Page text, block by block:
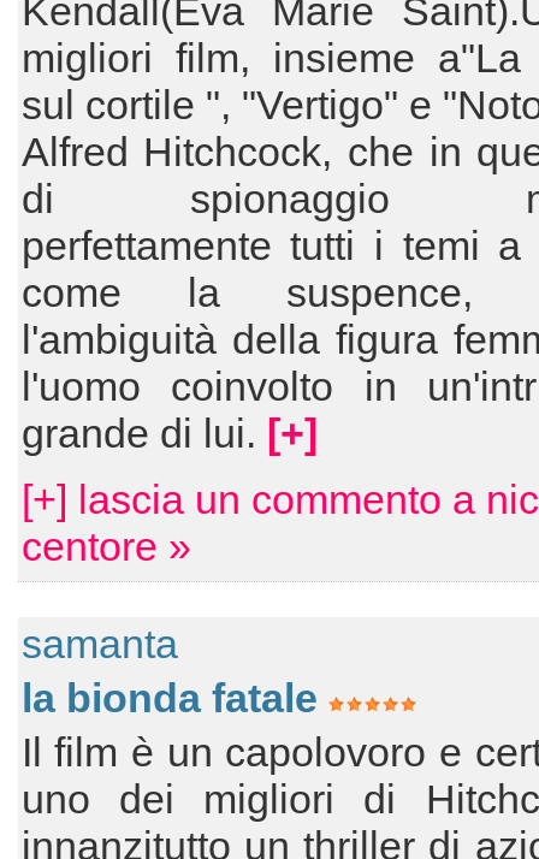
Kendall(Eva Marie
migliori film, insieme a"La
sul cortile ", "Vertigo" e
Alfred Hitchcock, che in
di spionaggio
perfettamente tutti i temi
come la suspence,
l'ambiguità della figura
l'uomo coinvolto in
grande di lui. [+]
[+] lascia un commento a
centore »
samanta
la bionda fatale
Il film è un capolovoro e
uno dei migliori di
innanzitutto un thriller di